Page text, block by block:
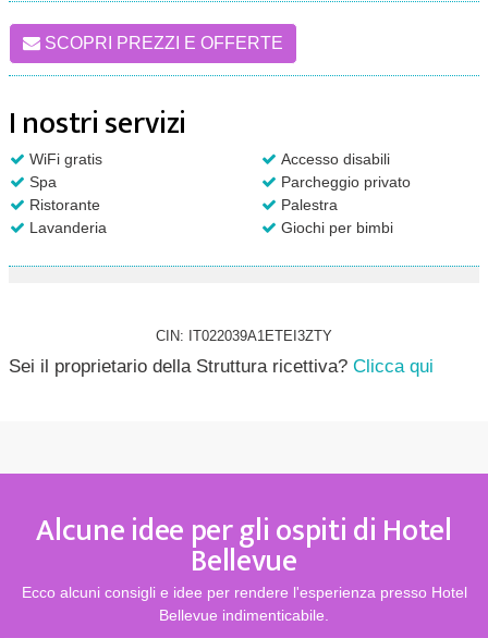
SCOPRI PREZZI E OFFERTE
I nostri servizi
WiFi gratis
Accesso disabili
Spa
Parcheggio privato
Ristorante
Palestra
Lavanderia
Giochi per bimbi
CIN: IT022039A1ETEI3ZTY
Sei il proprietario della Struttura ricettiva? Clicca qui
Alcune idee per gli ospiti di Hotel
Bellevue
Ecco alcuni consigli e idee per rendere l'esperienza presso Hotel
Bellevue indimenticabile.